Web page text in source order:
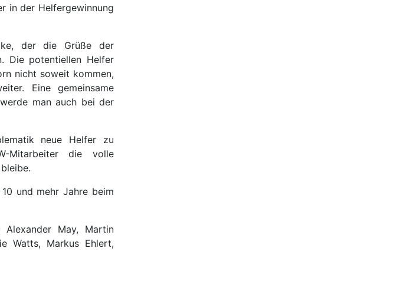
in der Helfergewinnung
der die Grüße der
Die potentiellen Helfer
nicht soweit kommen,
Eine gemeinsame
man auch bei der
neue Helfer zu
Mitarbeiter die volle
und mehr Jahre beim
May, Martin
Watts, Markus Ehlert,